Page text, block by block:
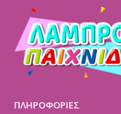
ΠΛΗΡΟΦΟΡΙΕΣ